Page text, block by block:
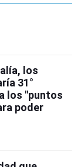
los
31°
los "puntos
poder